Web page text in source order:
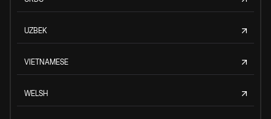
UZBEK
VIETNAMESE
WELSH